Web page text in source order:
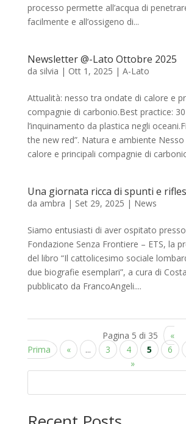
processo permette all’acqua di
facilmente e all’ossigeno di...
Newsletter @-Lato Ottobre 2025
da silvia | Ott 1, 2025 | A-Lato
Attualità: nesso tra ondate di calore e
compagnie di carbonio.Best practice:
l’inquinamento da plastica negli
the new red”. Natura e ambiente
calore e principali compagnie di
Una giornata ricca di spunti e
da ambra | Set 29, 2025 | News
Siamo entusiasti di aver ospitato
Fondazione Senza Frontiere – ETS, la
del libro “Il cattolicesimo sociale
due biografie esemplari”, a cura di
pubblicato da FrancoAngeli....
Pagina 5 di 35
«
Prima
« ... 3 4 5 6
»